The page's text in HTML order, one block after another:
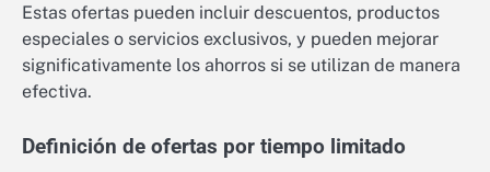
Estas ofertas pueden incluir descuentos, productos
especiales o servicios exclusivos, y pueden mejorar
significativamente los ahorros si se utilizan de manera
efectiva.
Definición de ofertas por tiempo limitado